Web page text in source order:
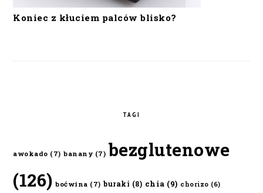
Koniec z kłuciem palców blisko?
TAGI
awokado (7) banany (7) bezglutenowe
(126) boćwina (7) buraki (8) chia (9) chorizo (6)